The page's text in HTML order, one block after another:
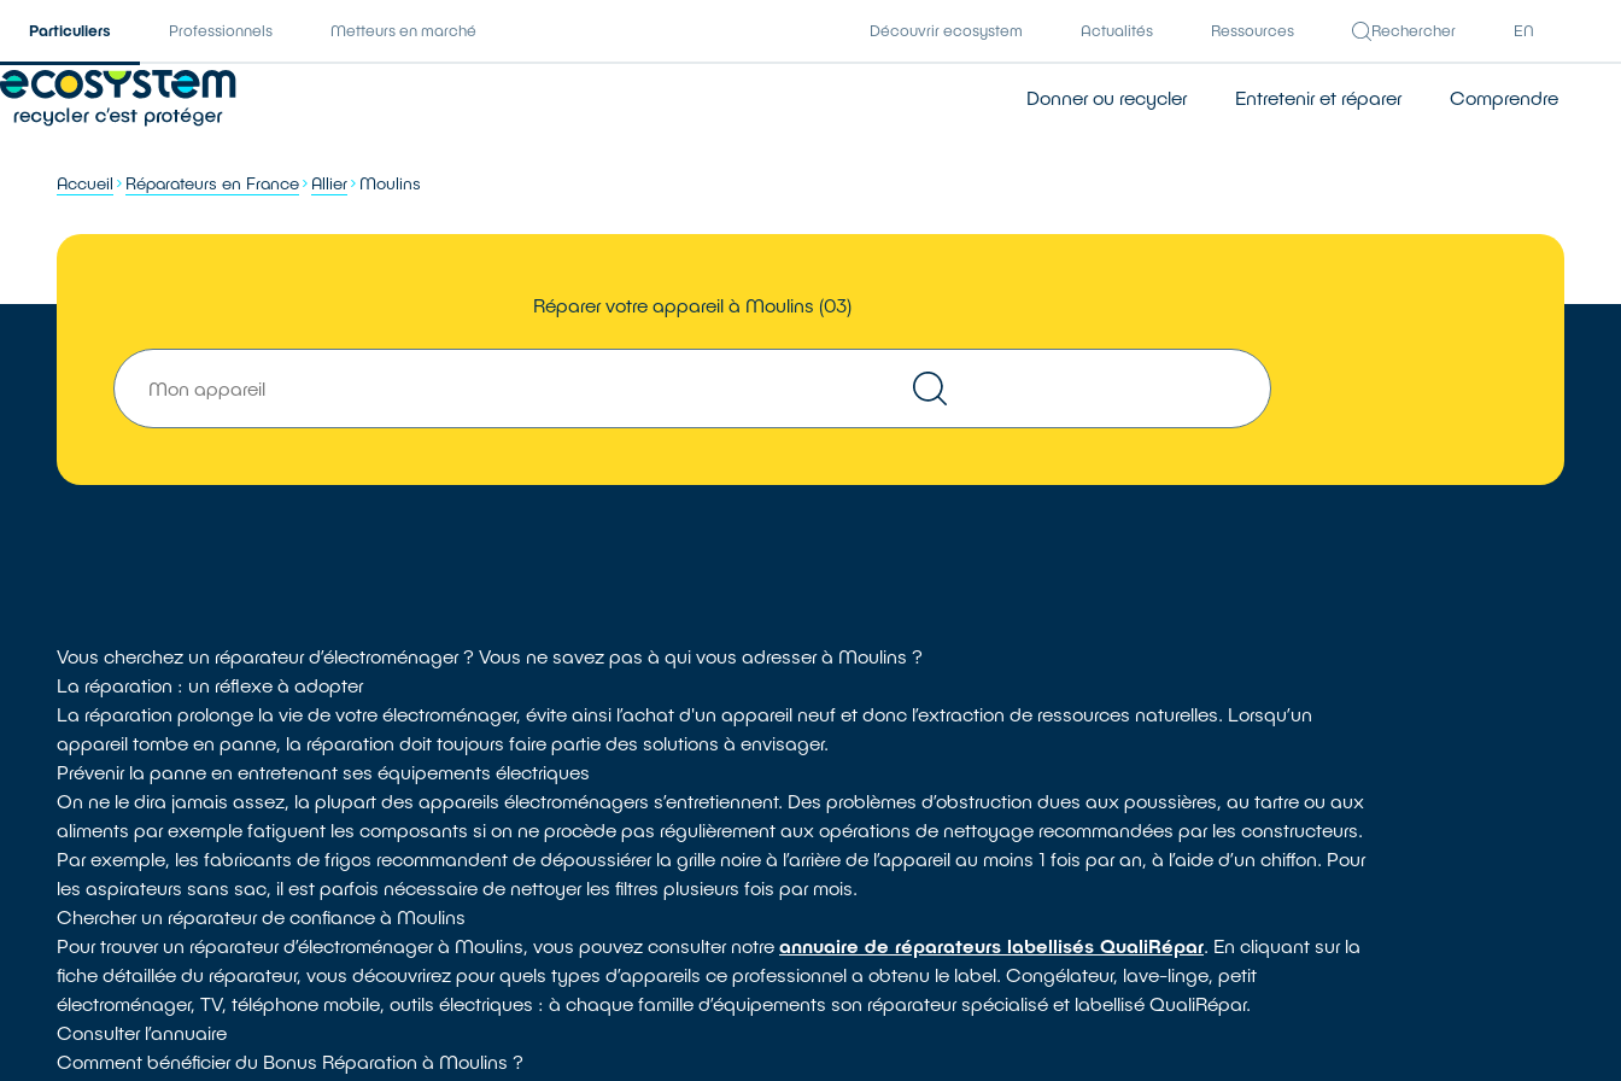
Particuliers Professionnels Metteurs en marché Découvrir ecosystem Actualités Ressources Rechercher EN
Donner ou recycler Entretenir et réparer Comprendre
Accueil Réparateurs en France Allier Moulins
Réparer votre appareil à Moulins (03)
Vous cherchez un réparateur d’électroménager ? Vous ne savez pas à qui vous adresser à Moulins ?
La réparation : un réflexe à adopter
La réparation prolonge la vie de votre électroménager, évite ainsi l’achat d'un appareil neuf et donc l’extraction de ressources naturelles. Lorsqu’un
appareil tombe en panne, la réparation doit toujours faire partie des solutions à envisager.
Prévenir la panne en entretenant ses équipements électriques
On ne le dira jamais assez, la plupart des appareils électroménagers s’entretiennent. Des problèmes d’obstruction dues aux poussières, au tartre ou aux
aliments par exemple fatiguent les composants si on ne procède pas régulièrement aux opérations de nettoyage recommandées par les constructeurs.
Par exemple, les fabricants de frigos recommandent de dépoussiérer la grille noire à l’arrière de l’appareil au moins 1 fois par an, à l’aide d’un chiffon. Pour
les aspirateurs sans sac, il est parfois nécessaire de nettoyer les filtres plusieurs fois par mois.
Chercher un réparateur de confiance à Moulins
Pour trouver un réparateur d’électroménager à Moulins, vous pouvez consulter notreannuaire de réparateurs labellisés QualiRépar. En cliquant sur la
fiche détaillée du réparateur, vous découvrirez pour quels types d’appareils ce professionnel a obtenu le label. Congélateur, lave-linge, petit
électroménager, TV, téléphone mobile, outils électriques : à chaque famille d’équipements son réparateur spécialisé et labellisé QualiRépar.
Consulter l’annuaire
Comment bénéficier du Bonus Réparation à Moulins ?